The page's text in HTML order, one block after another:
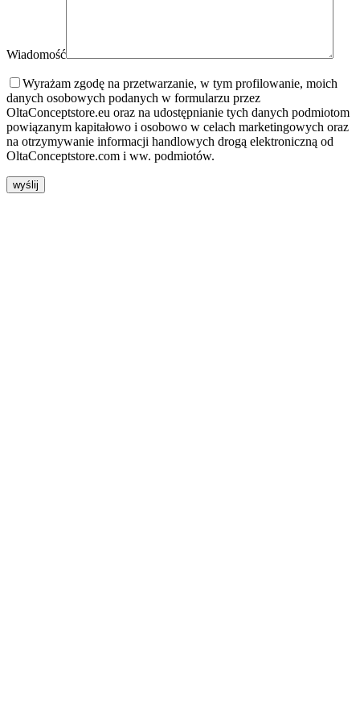
Wiadomość
Wyrażam zgodę na przetwarzanie, w tym profilowanie, moich
danych osobowych podanych w formularzu przez
OltaConceptstore.eu oraz na udostępnianie tych danych podmiotom
powiązanym kapitałowo i osobowo w celach marketingowych oraz
na otrzymywanie informacji handlowych drogą elektroniczną od
OltaConceptstore.com i ww. podmiotów.